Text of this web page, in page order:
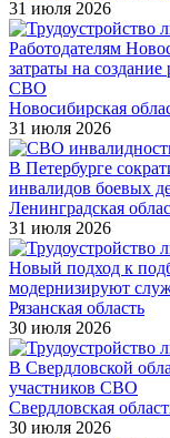
31 июля 2026
Работодателям
затраты на
СВО
Новосибирская
31 июля 2026
В Петербурге
инвалидов боевых
Ленинградская
31 июля 2026
Новый подход к
модернизируют
Рязанская область
30 июля 2026
В Свердловской
участников СВО
Свердловская
30 июля 2026